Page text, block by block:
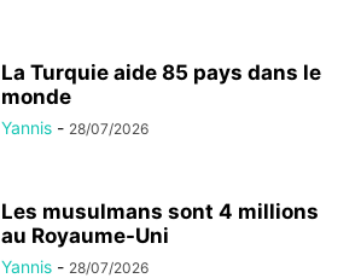
La Turquie aide 85 pays dans le
monde
Yannis - 28/07/2026
Les musulmans sont 4 millions
au Royaume-Uni
Yannis - 28/07/2026